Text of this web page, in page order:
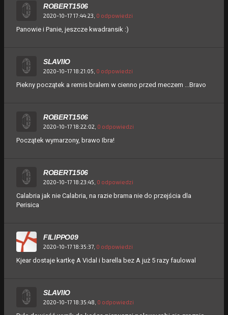
ROBERT1506
2020-10-17 17:44:23, 0 odpowiedzi
Panowie i Panie, jeszcze kwadransik :)
SLAVIIO
2020-10-17 18:21:05, 0 odpowiedzi
Piekny początek a remis bralem w cienno przed meczem ...Bravo
ROBERT1506
2020-10-17 18:22:02, 0 odpowiedzi
Początek wymarzony, brawo Ibra!
ROBERT1506
2020-10-17 18:23:45, 0 odpowiedzi
Calabria jak nie Calabria, na razie brama nie do przejścia dla
Perisica
FILIPPO09
2020-10-17 18:35:37, 0 odpowiedzi
Kjear dostaje kartkę A Vidal i barella bez A już 5 razy faulowal
SLAVIIO
2020-10-17 18:35:48, 0 odpowiedzi